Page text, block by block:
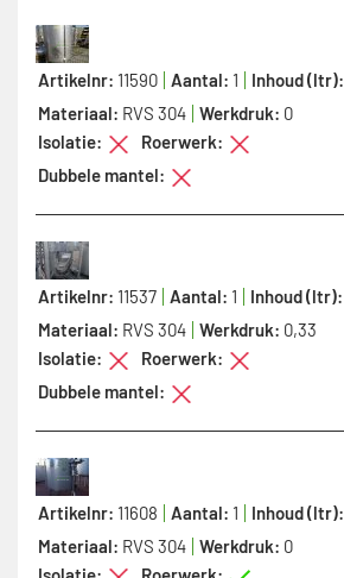
Artikelnr: 11590 Aantal: 1 Inhoud (ltr):
Materiaal: RVS 304 Werkdruk: 0
Isolatie:
Roerwerk:
Dubbele mantel:
Artikelnr: 11537 Aantal: 1 Inhoud (ltr):
Materiaal: RVS 304 Werkdruk: 0,33
Isolatie:
Roerwerk:
Dubbele mantel:
Artikelnr: 11608 Aantal: 1 Inhoud (ltr):
Materiaal: RVS 304 Werkdruk: 0